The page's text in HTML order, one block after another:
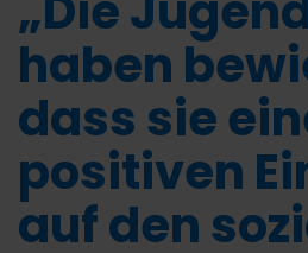
haben
dass sie
positiven
auf den